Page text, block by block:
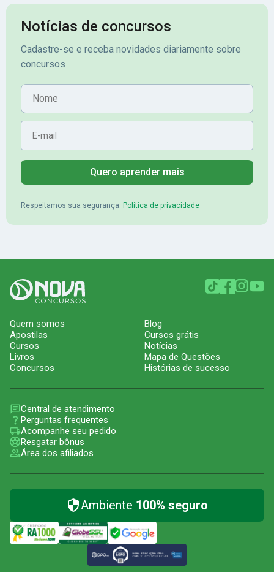
cidade, o Banrisul. Se tornou
assinante premium e em seguida
mérito no concurso do
Banrisul.Charles Kelvin Friske -
obstáculos
Pimenta -
Notícias de concursos
Cadastre-se e receba novidades diariamente sobre
concursos
Nome
E-mail
Quero aprender mais
Respeitamos sua segurança. Política de privacidade
Quem somos
Apostilas
Cursos
Livros
Concursos
Blog
Cursos grátis
Notícias
Mapa de Questões
Histórias de sucesso
Central de atendimento
Perguntas frequentes
Acompanhe seu pedido
Resgatar bônus
Área dos afiliados
Ambiente 100% seguro